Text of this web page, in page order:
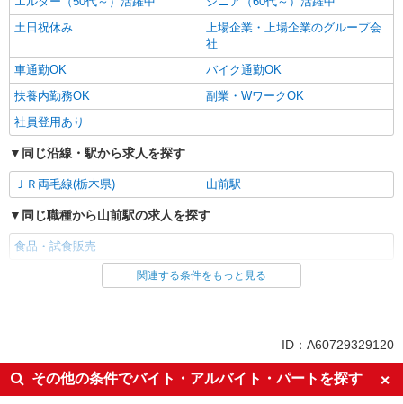
土日祝休み
上場企業・上場企業のグループ会
社
車通勤OK
バイク通勤OK
扶養内勤務OK
副業・WワークOK
社員登用あり
同じ沿線・駅から求人を探す
ＪＲ両毛線(栃木県) 山前駅
同じ職種から山前駅の求人を探す
食品・試食販売
同じ雇用形態から山前駅の求人を探す
未経験歓迎
ミドル（40代～）活躍中
エルダー（50代～）活躍中
シニア（60代～）活躍中
関連する条件をもっと見る
ID：A60729329120
その他の条件でバイト・アルバイト・パートを探す